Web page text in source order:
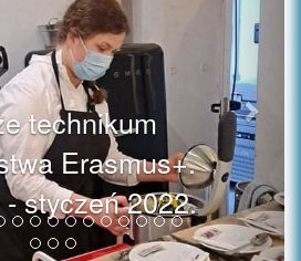
technikum
Erasmus+.
styczeń 2022.